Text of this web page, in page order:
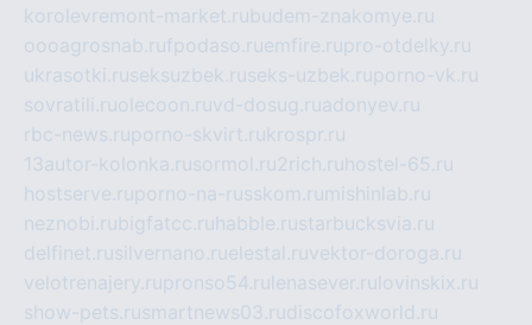
korolevremont-market.rubudem-znakomye.ru
oooagrosnab.rufpodaso.ruemfire.rupro-otdelky.ru
ukrasotki.ruseksuzbek.ruseks-uzbek.ruporno-vk.ru
sovratili.ruolecoon.ruvd-dosug.ruadonyev.ru
rbc-news.ruporno-skvirt.rukrospr.ru
13autor-kolonka.rusormol.ru2rich.ru hostel-65.ru
hostserve.ruporno-na-russkom.ru mishinlab.ru
neznobi.rubigfatcc.ru habble.rustarbucksvia.ru
delfinet.rusilvernano.ruelestal.ruvektor-doroga.ru
velotrenajery.rupronso54.ru lenasever.ru lovinskix.ru
show-pets.rusmartnews03.rudiscofoxworld.ru